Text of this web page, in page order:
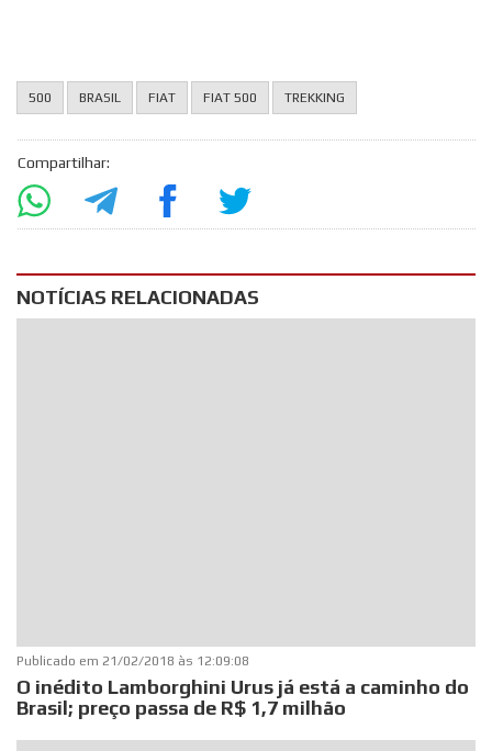
500 BRASIL FIAT FIAT 500 TREKKING
Compartilhar:
NOTÍCIAS RELACIONADAS
Publicado em 21/02/2018 às 12:09:08
O inédito Lamborghini Urus já está a caminho do
Brasil; preço passa de R$ 1,7 milhão